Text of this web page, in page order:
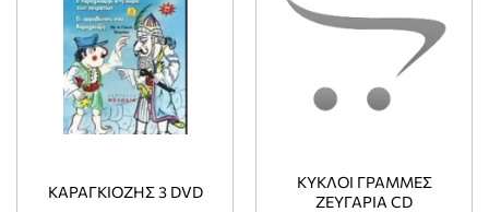
ΚΑΡΑΓΚΙΟΖΗΣ 3 DVD
ΚΥΚΛΟΙ ΓΡΑΜΜΕΣ
ΖΕΥΓΑΡΙΑ CD